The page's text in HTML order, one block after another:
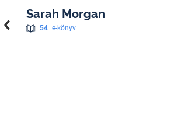
Sarah Morgan
54 e-könyv